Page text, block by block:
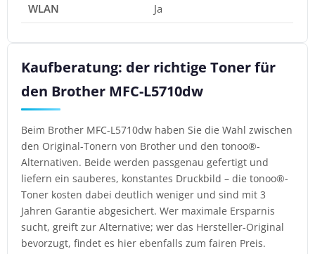
WLAN
Ja
Kaufberatung: der richtige Toner für
den Brother MFC-L5710dw
Beim Brother MFC-L5710dw haben Sie die Wahl zwischen
den Original-Tonern von Brother und den tonoo®-
Alternativen. Beide werden passgenau gefertigt und
liefern ein sauberes, konstantes Druckbild – die tonoo®-
Toner kosten dabei deutlich weniger und sind mit 3
Jahren Garantie abgesichert. Wer maximale Ersparnis
sucht, greift zur Alternative; wer das Hersteller-Original
bevorzugt, findet es hier ebenfalls zum fairen Preis.